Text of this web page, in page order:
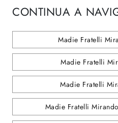
CONTINUA A
Madie Fratelli
Madie Fratelli
Madie Fratelli
Madie Fratelli